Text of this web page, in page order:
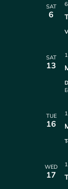
SAT
6
SAT
13
TUE
16
WED
17